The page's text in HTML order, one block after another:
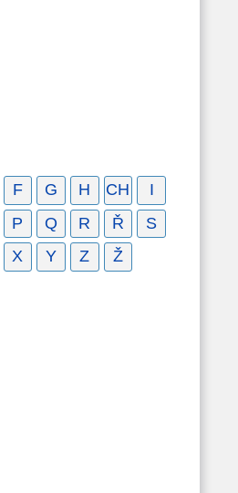
F G H CH
I
P Q R Ř
S
X Y Z Ž